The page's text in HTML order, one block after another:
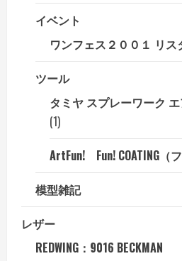
イベント
ワンフェス２００１ リス
ツール
タミヤ スプレーワーク
(1)
ArtFun! Fun! COATING（
模型雑記
レザー
REDWING：9016 BECKMAN